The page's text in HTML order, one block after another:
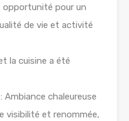
opportunité pour un
de vie et activité
la cuisine a été
chaleureuse
visibilité et renommée,